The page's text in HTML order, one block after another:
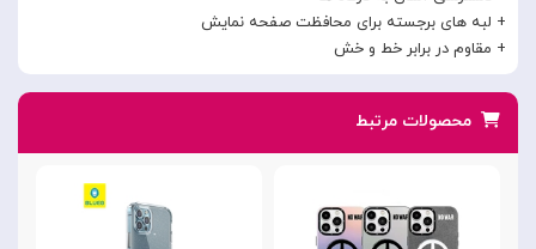
+ لبه های برجسته برای محافظت صفحه نمایش
+ مقاوم در برابر خط و خش
محصولات مرتبط